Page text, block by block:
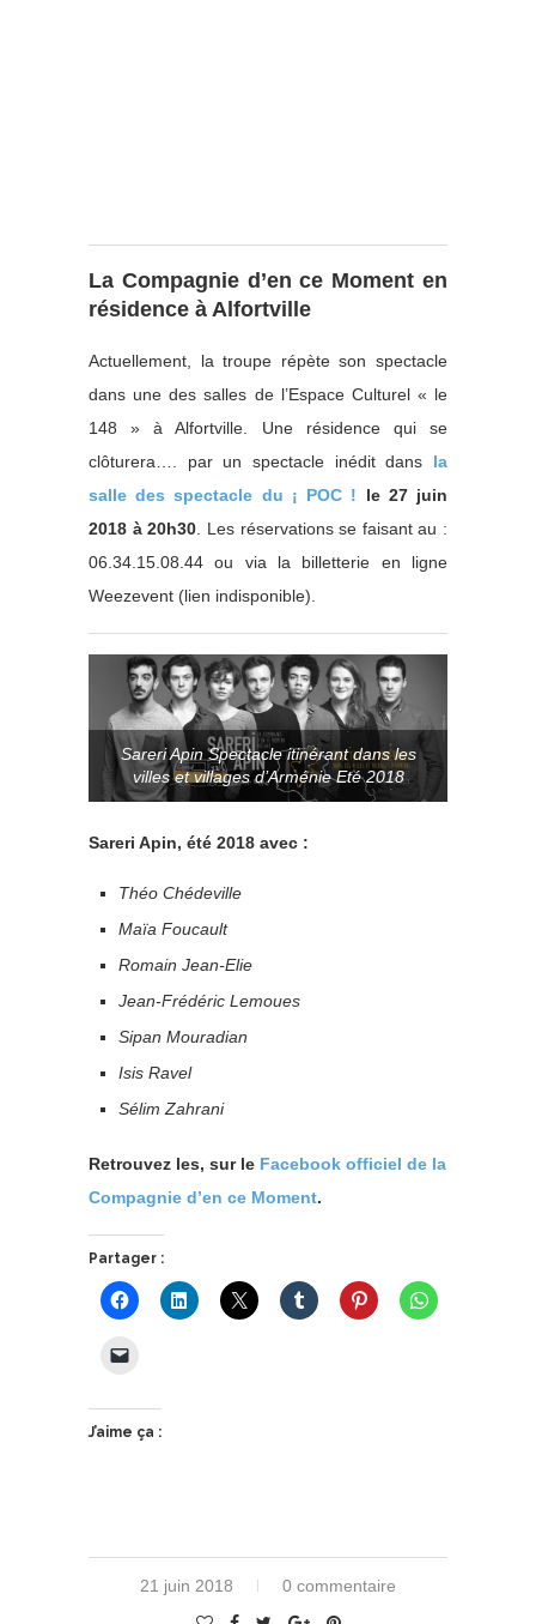
La Compagnie d’en ce Moment en
résidence à Alfortville
Actuellement, la troupe répète son spectacle
dans une des salles de l’Espace Culturel « le
148 » à Alfortville. Une résidence qui se
clôturera…. par un spectacle inédit dans la
salle des spectacle du ¡ POC ! le 27 juin
2018 à 20h30 . Les réservations se faisant au :
06.34.15.08.44 ou via la billetterie en ligne
Weezevent (lien indisponible).
Sareri Apin Spectacle itinérant dans les
villes et villages d’Arménie Eté 2018
Sareri Apin, été 2018 avec :
Théo Chédeville
Maïa Foucault
Romain Jean-Elie
Jean-Frédéric Lemoues
Sipan Mouradian
Isis Ravel
Sélim Zahrani
Retrouvez les, sur le Facebook officiel de la
Compagnie d’en ce Moment.
Partager :
J’aime ça :
21 juin 2018 0 commentaire